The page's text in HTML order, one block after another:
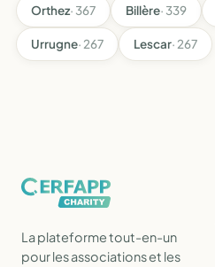
Orthez· 367 Billère· 339
Urrugne· 267 Lescar· 267
La plateforme tout-en-un
pour les associations et les